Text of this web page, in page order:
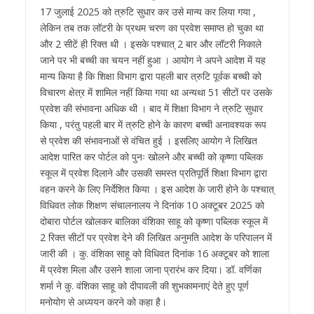
17 जुलाई 2025 को त्रुटि सुधार कर उसे मान्य कर लिया गया ,
लेकिन तब तक लॉटरी के प्रथम चरण का प्रवेश समाप्त हो चुका था
और 2 सीटें ही रिक्त थी । इसके पश्चात् 2 बार और लॉटरी निकाले
जाने पर भी बच्ची का चयन नहीं हुआ । आयोग ने अपने आदेश में यह
मान्य किया है कि शिक्षा विभाग द्वारा पहली बार त्रुटि पूर्वक बच्ची को
विचारण क्षेत्र में शामिल नहीं किया गया था अन्यथा 51 सीटों पर उसके
प्रवेश की संभावना अधिक थी । बाद में शिक्षा विभाग ने त्रुटि सुधार
किया , परंतु पहली बार में त्रुटि होने के कारण बच्ची अनावश्यक रूप
से प्रवेश की संभावनाओं से वंचित हुई । इसलिए आयोग ने लिखित
आदेश पारित कर पोर्टल को पुनः खोलने और बच्ची को कृष्णा पब्लिक
स्कूल में प्रवेश दिलाने और उसकी समस्त प्रतिपूर्ति शिक्षा विभाग द्वारा
वहन करने के लिए निर्देशित किया । इस आदेश के जारी होने के पश्चात्
विधिवत लोक शिक्षण संचालनालय ने दिनांक 10 अक्टूबर 2025 को
दोबारा पोर्टल खोलकर बालिका वंशिका साहू को कृष्णा पब्लिक स्कूल में
2 रिक्त सीटों पर प्रवेश देने की लिखित अनुमति आदेश के परिपालन में
जारी की । कु. वंशिका साहू को विधिवत दिनांक 16 अक्टूबर को शाला
में प्रवेश मिला और उसने शाला जाना प्रारंभ कर दिया। डॉ. वर्णिका
शर्मा ने कु. वंशिका साहू को दीपावली की शुभकामनाएं देते हुए पूर्ण
मनोयोग से अध्ययन करने को कहा है।